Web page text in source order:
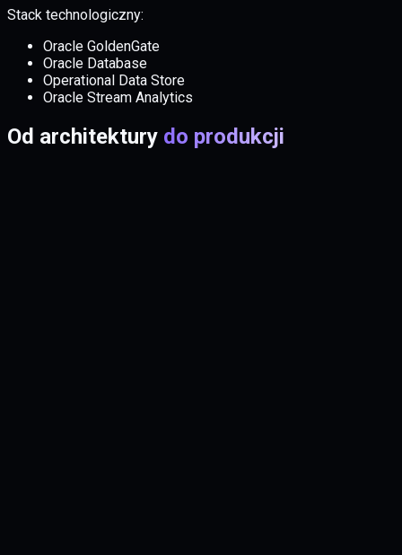
Stack technologiczny:
Oracle GoldenGate
Oracle Database
Operational Data Store
Oracle Stream Analytics
Od architektury do produkcji